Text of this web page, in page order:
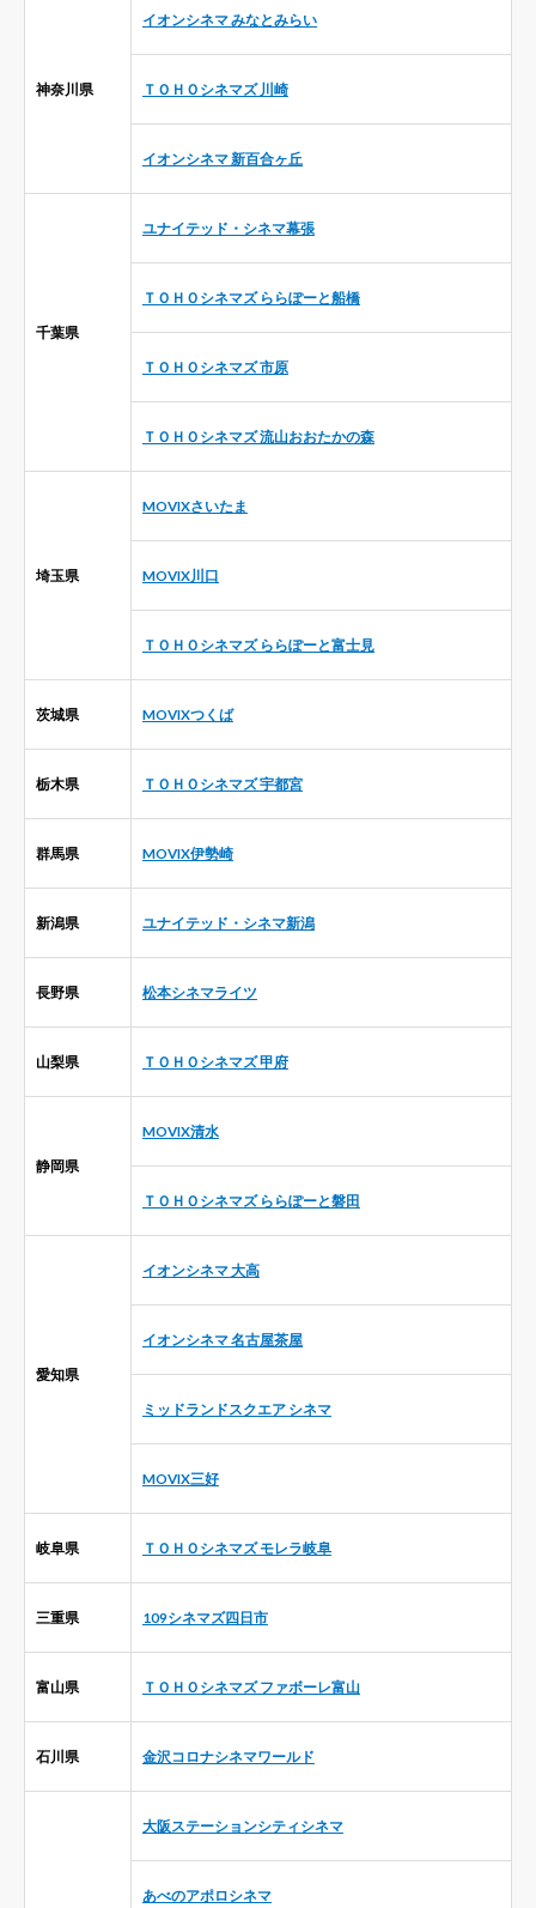
神奈川県
イオンシネマ みなとみらい
ＴＯＨＯシネマズ 川崎
イオンシネマ 新百合ヶ丘
千葉県
ユナイテッド・シネマ幕張
ＴＯＨＯシネマズ ららぽーと船橋
ＴＯＨＯシネマズ 市原
ＴＯＨＯシネマズ 流山おおたかの森
埼玉県
MOVIXさいたま
MOVIX川口
ＴＯＨＯシネマズ ららぽーと富士見
茨城県 MOVIXつくば
栃木県 ＴＯＨＯシネマズ 宇都宮
群馬県 MOVIX伊勢崎
新潟県 ユナイテッド・シネマ新潟
長野県 松本シネマライツ
山梨県 ＴＯＨＯシネマズ 甲府
静岡県
MOVIX清水
ＴＯＨＯシネマズ ららぽーと磐田
愛知県
イオンシネマ 大高
イオンシネマ 名古屋茶屋
ミッドランドスクエア シネマ
MOVIX三好
岐阜県 ＴＯＨＯシネマズ モレラ岐阜
三重県 109シネマズ四日市
富山県 ＴＯＨＯシネマズ ファボーレ富山
石川県 金沢コロナシネマワールド
大阪ステーションシティシネマ
あべのアポロシネマ